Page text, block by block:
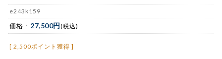
e243k159
価格 : 27,500円(税込)
[ 2,500ポイント獲得 ]